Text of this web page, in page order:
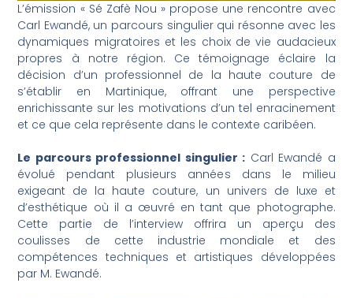
L’émission « Sé Zafè Nou » propose une rencontre avec
Carl Ewandé, un parcours singulier qui résonne avec les
dynamiques migratoires et les choix de vie audacieux
propres à notre région. Ce témoignage éclaire la
décision d’un professionnel de la haute couture de
s’établir en Martinique, offrant une perspective
enrichissante sur les motivations d’un tel enracinement
et ce que cela représente dans le contexte caribéen.
Le parcours professionnel singulier : Carl Ewandé a
évolué pendant plusieurs années dans le milieu
exigeant de la haute couture, un univers de luxe et
d’esthétique où il a œuvré en tant que photographe.
Cette partie de l’interview offrira un aperçu des
coulisses de cette industrie mondiale et des
compétences techniques et artistiques développées
par M. Ewandé.